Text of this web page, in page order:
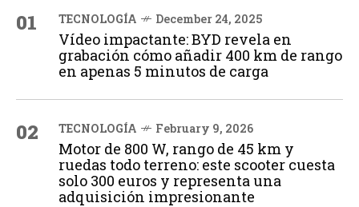
01 TECNOLOGÍA December 24, 2025
Vídeo impactante: BYD revela en
grabación cómo añadir 400 km de rango
en apenas 5 minutos de carga
02 TECNOLOGÍA February 9, 2026
Motor de 800 W, rango de 45 km y
ruedas todo terreno: este scooter cuesta
solo 300 euros y representa una
adquisición impresionante